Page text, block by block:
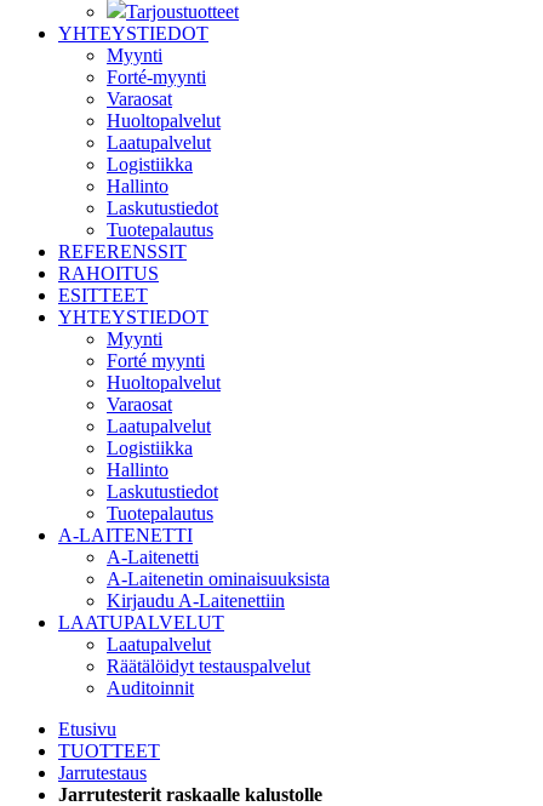
Tarjoustuotteet
YHTEYSTIEDOT
Myynti
Forté-myynti
Varaosat
Huoltopalvelut
Laatupalvelut
Logistiikka
Hallinto
Laskutustiedot
Tuotepalautus
REFERENSSIT
RAHOITUS
ESITTEET
YHTEYSTIEDOT
Myynti
Forté myynti
Huoltopalvelut
Varaosat
Laatupalvelut
Logistiikka
Hallinto
Laskutustiedot
Tuotepalautus
A-LAITENETTI
A-Laitenetti
A-Laitenetin ominaisuuksista
Kirjaudu A-Laitenettiin
LAATUPALVELUT
Laatupalvelut
Räätälöidyt testauspalvelut
Auditoinnit
Etusivu
TUOTTEET
Jarrutestaus
Jarrutesterit raskaalle kalustolle